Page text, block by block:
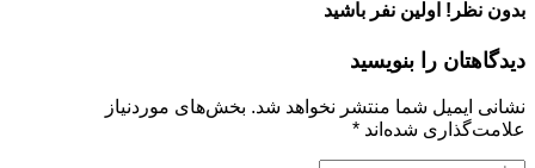
بدون نظر! اولین نفر باشید
دیدگاهتان را بنویسید
نشانی ایمیل شما منتشر نخواهد شد. بخش‌های موردنیاز
علامت‌گذاری شده‌اند *